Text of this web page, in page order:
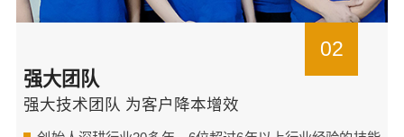
02
强大团队
强大技术团队 为客户降本增效